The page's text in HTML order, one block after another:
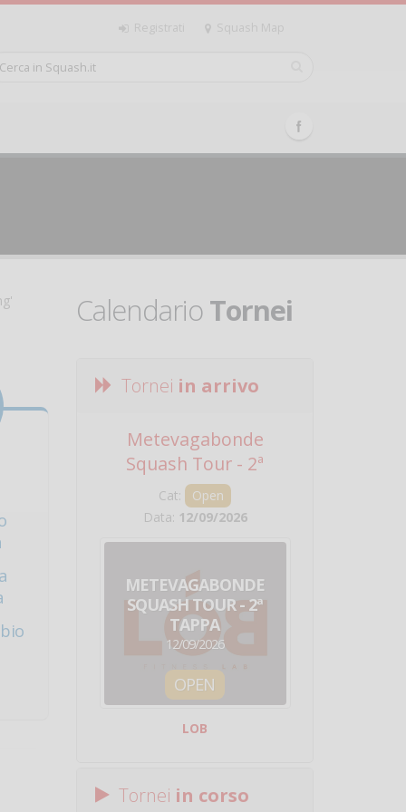
Registrati Squash Map
CalendarioTornei
Tornei in arrivo
Metevagabonde
Squash Tour - 2ª
Tappa
Cat:
Open
Data: 12/09/2026
METEVAGABONDE
SQUASH TOUR - 2ª
TAPPA
12/09/2026
OPEN
LOB
Tornei in corso